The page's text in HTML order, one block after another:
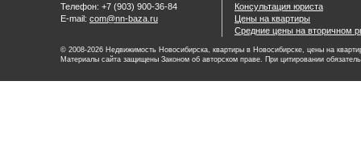
Телефон: +7 (903) 900-36-84
E-mail: com@nn-baza.ru
Консультация юриста
Цены на квартиры
Средние цены на вторичном
© 2008-2026 Недвижимость Новосибирска, квартиры в Новосибирске, цены на
Материалы сайта защищены Законом об авторском праве. При цитировании